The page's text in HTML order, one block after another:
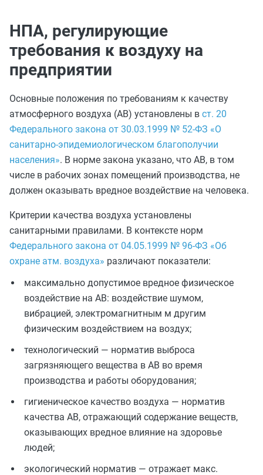
НПА, регулирующие
требования к воздуху на
предприятии
Основные положения по требованиям к качеству
атмосферного воздуха (АВ) установлены в ст. 20
Федерального закона от 30.03.1999 № 52-ФЗ «О
санитарно-эпидемиологическом благополучии
населения». В норме закона указано, что АВ, в том
числе в рабочих зонах помещений производства, не
должен оказывать вредное воздействие на человека.
Критерии качества воздуха установлены
санитарными правилами. В контексте норм
Федерального закона от 04.05.1999 № 96-ФЗ «Об
охране атм. воздуха» различают показатели:
максимально допустимое вредное физическое
воздействие на АВ: воздействие шумом,
вибрацией, электромагнитным м другим
физическим воздействием на воздух;
технологический — норматив выброса
загрязняющего вещества в АВ во время
производства и работы оборудования;
гигиеническое качество воздуха — норматив
качества АВ, отражающий содержание веществ,
оказывающих вредное влияние на здоровье
людей;
экологический норматив — отражает макс.